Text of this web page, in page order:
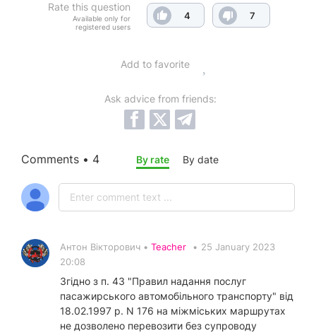
Rate this question
Available only for
registered users
4 7
Add to favorite
Ask advice from friends:
Comments • 4 By rate By date
Антон Вікторович • Teacher • 25 January 2023
20:08
Згідно з п. 43 "Правил надання послуг
пасажирського автомобільного транспорту" від
18.02.1997 р. N 176 на міжміських маршрутах
не дозволено перевозити без супроводу